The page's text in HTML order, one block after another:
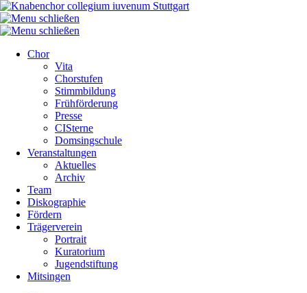
Chor
Vita
Chorstufen
Stimmbildung
Frühförderung
Presse
CISterne
Domsingschule
Veranstaltungen
Aktuelles
Archiv
Team
Diskographie
Fördern
Trägerverein
Portrait
Kuratorium
Jugendstiftung
Mitsingen